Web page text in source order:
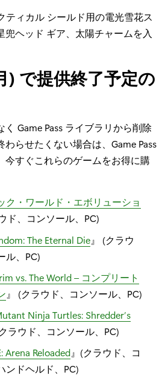
ティカル シールド用の電光雪花ス
兜ヘッド ギア、太陽チャームを入
) で提供終了予定の
Game Pass ライブラリから削除
らせたくない場合は、Game Pass
今すぐこれらのゲームをお得に購
ク・ワールド・エボリューショ
ド、コンソール、PC)
The Eternal Die』 (クラウ
ル、PC)
vs. The World – コンプリート
』 (クラウド、コンソール、PC)
Ninja Turtles: Shredder’s
ラウド、コンソール、PC)
Arena Reloaded』(クラウド、コ
ンドヘルド、PC)